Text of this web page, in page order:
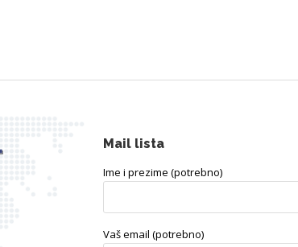
Mail lista
Ime i prezime (potrebno)
Vaš email (potrebno)